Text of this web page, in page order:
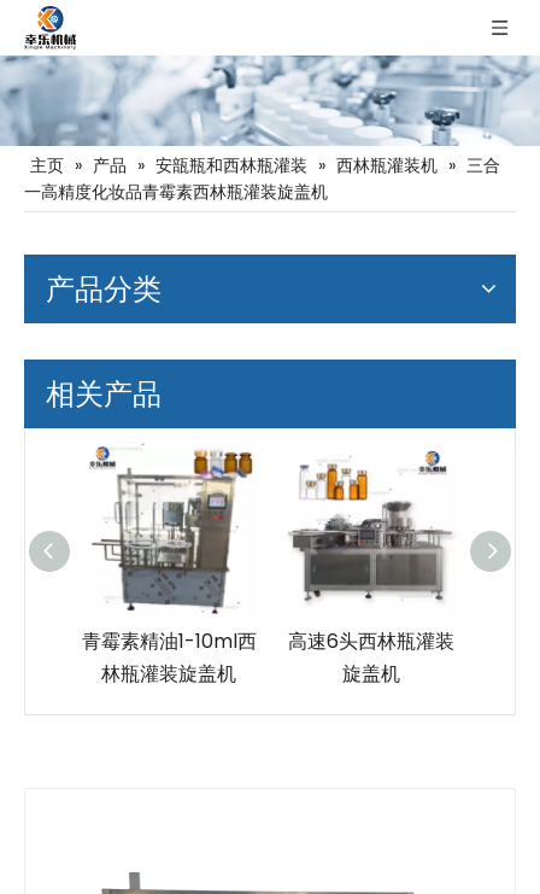
主页 » 产品 » 安瓿瓶和西林瓶灌装 » 西林瓶灌装机 » 三合
一高精度化妆品青霉素西林瓶灌装旋盖机
产品分类
相关产品
高速6头西林瓶灌装
旋盖机
10ml塑料安瓿灌装封
口机带贴标机